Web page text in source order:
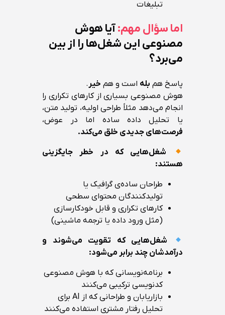
تبلیغات
اما سؤال مهم:آیا هوش
مصنوعی این شغل‌ها را از بین
می‌برد؟
پاسخ هم بله است و هم خیر.
هوش مصنوعی بسیاری از کارهای تکراری را
انجام می‌دهد مثلاً طراحی اولیه، تولید متن،
یا تحلیل داده ساده اما در عوض،
فرصت‌های جدیدی خلق می‌کند.
شغل‌هایی که در خطر جایگزینی
هستند:
طراحان ساده‌ی گرافیک یا
تولیدکنندگان محتوای سطحی
کارهای تکراری و قابل خودکارسازی
(مثل ورود داده یا ترجمه ماشینی)
شغل‌هایی که تقویت می‌شوند و
درآمدشان چند برابر می‌شود:
برنامه‌نویسانی که با هوش مصنوعی
کدنویسی ترکیبی می‌کنند
بازاریابان و طراحانی که از AI برای
تحلیل رفتار مشتری استفاده می‌کنند